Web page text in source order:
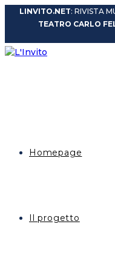
SaltaLINVITO.NET: RIVISTA
TEATRO CARLO
Homepage
Il progetto